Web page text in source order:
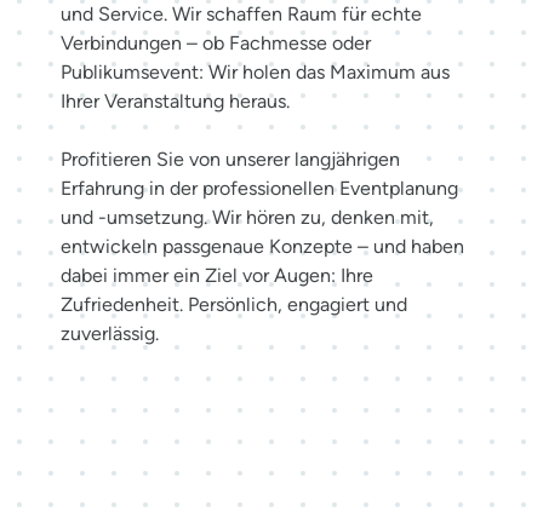
und Service. Wir schaffen Raum für echte
Verbindungen – ob Fachmesse oder
Publikumsevent: Wir holen das Maximum aus
Ihrer Veranstaltung heraus.
Profitieren Sie von unserer langjährigen
Erfahrung in der professionellen Eventplanung
und -umsetzung. Wir hören zu, denken mit,
entwickeln passgenaue Konzepte – und haben
dabei immer ein Ziel vor Augen: Ihre
Zufriedenheit. Persönlich, engagiert und
zuverlässig.